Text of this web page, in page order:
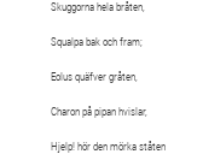
Skuggorna hela bråten,
Squalpa bak och fram;
Eolus quäfver gråten,
Charon på pipan hvislar,
Hjelp! hör den mörka ståten